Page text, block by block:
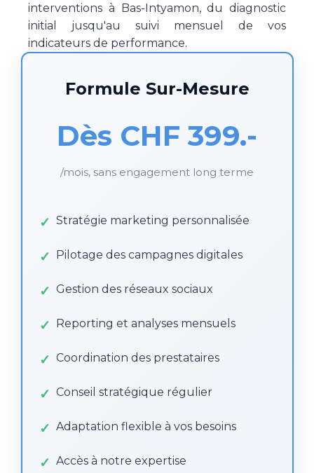
interventions à Bas-Intyamon, du diagnostic
initial jusqu'au suivi mensuel de vos
indicateurs de performance.
Formule Sur-Mesure
Dès CHF 399.-
/mois, sans engagement long terme
Stratégie marketing personnalisée
Pilotage des campagnes digitales
Gestion des réseaux sociaux
Reporting et analyses mensuels
Coordination des prestataires
Conseil stratégique régulier
Adaptation flexible à vos besoins
Accès à notre expertise